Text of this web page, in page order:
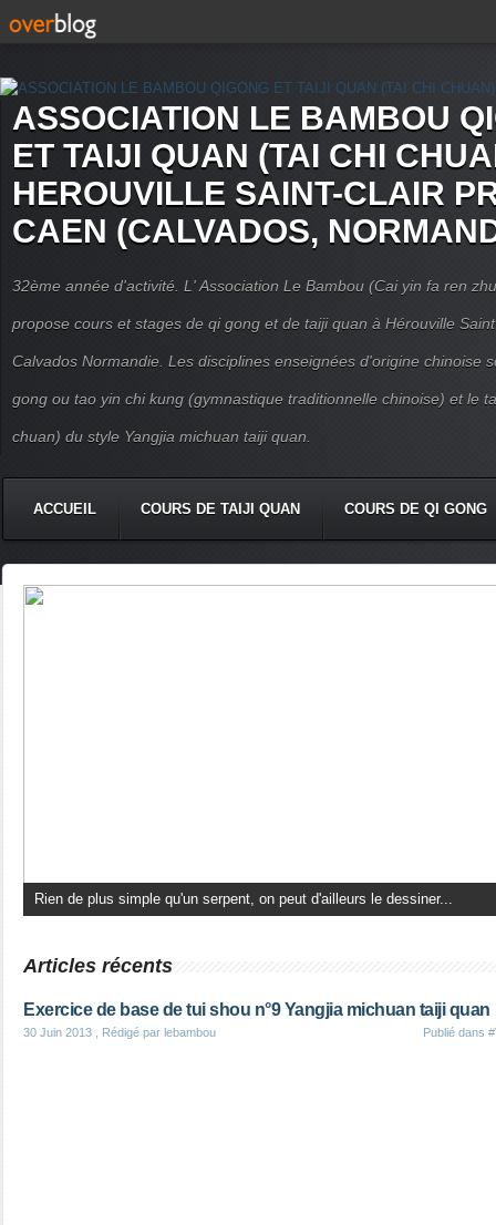
ASSOCIATION LE BAMBOU
ET TAIJI QUAN (TAI CHI
HEROUVILLE SAINT-CLAIR
CAEN (CALVADOS,
32ème année d'activité. L' Association Le Bambou (Cai yin fa ren
propose cours et stages de qi gong et de taiji quan à Hérouville
Calvados Normandie. Les disciplines enseignées d'origine chinoise
gong ou tao yin chi kung (gymnastique traditionnelle chinoise) et le
chuan) du style Yangjia michuan taiji quan.
ACCUEIL COURS DE TAIJI QUAN COURS DE QI GONG
Rien de plus simple qu'un serpent, on peut d'ailleurs le dessiner...
Articles récents
Exercice de base de tui shou n°9 Yangjia michuan taiji quan
30 Juin 2013 , Rédigé par lebambou Publié dans